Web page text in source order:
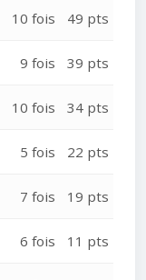
10 fois 49 pts
9 fois 39 pts
10 fois 34 pts
5 fois 22 pts
7 fois 19 pts
6 fois 11 pts